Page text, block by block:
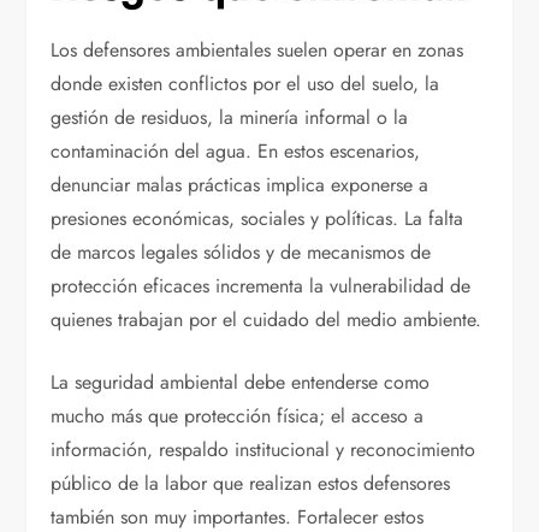
Los defensores ambientales suelen operar en zonas
donde existen conflictos por el uso del suelo, la
gestión de residuos, la minería informal o la
contaminación del agua. En estos escenarios,
denunciar malas prácticas implica exponerse a
presiones económicas, sociales y políticas. La falta
de marcos legales sólidos y de mecanismos de
protección eficaces incrementa la vulnerabilidad de
quienes trabajan por el cuidado del medio ambiente.
La seguridad ambiental debe entenderse como
mucho más que protección física; el acceso a
información, respaldo institucional y reconocimiento
público de la labor que realizan estos defensores
también son muy importantes. Fortalecer estos